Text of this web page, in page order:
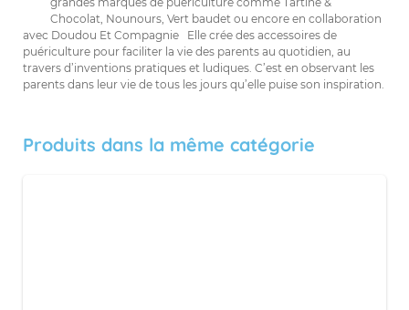
Chocolat, Nounours, Vert baudet ou encore en collaboration
avec Doudou Et Compagnie Elle crée des accessoires de
puériculture pour faciliter la vie des parents au quotidien, au
travers d’inventions pratiques et ludiques. C’est en observant les
parents dans leur vie de tous les jours qu’elle puise son inspiration.
Produits dans la même catégorie